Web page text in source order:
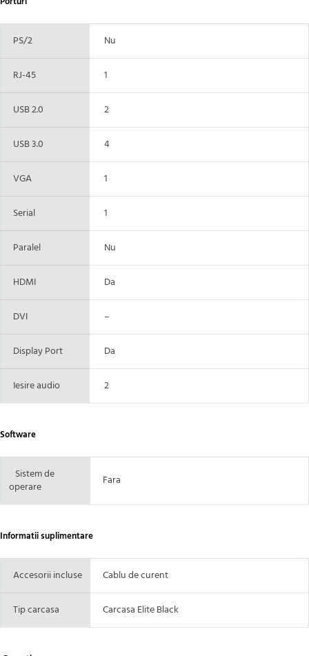
PS/2 Nu
RJ-45 1
USB 2.0 2
USB 3.0 4
VGA 1
Serial 1
Paralel Nu
HDMI Da
DVI –
Display Port Da
Iesire audio 2
Software
Sistem de
operare
Fara
Informatii suplimentare
Accesorii incluse Cablu de curent
Tip carcasa Carcasa Elite Black